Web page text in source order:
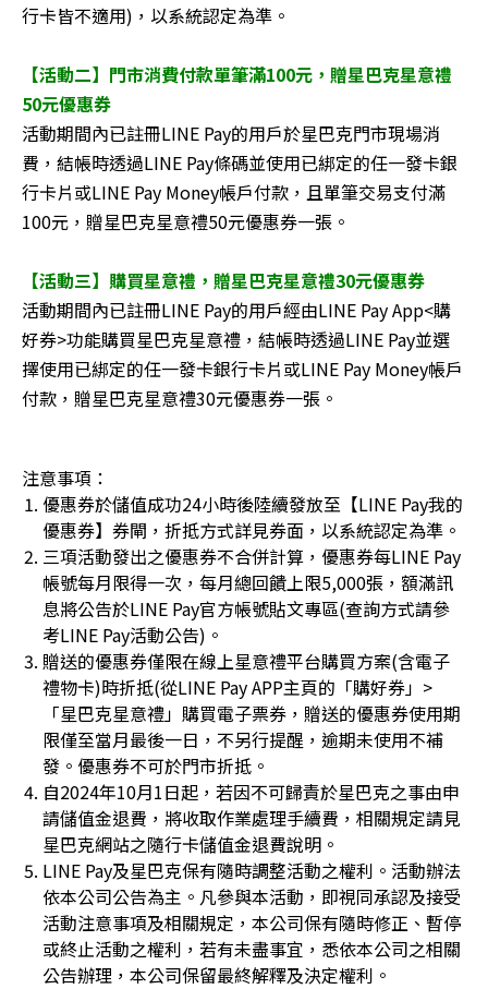
行卡皆不適用)，以系統認定為準。
【活動二】門市消費付款單筆滿100元，贈星巴克星意禮
50元優惠券
活動期間內已註冊LINE Pay的用戶於星巴克門市現場消
費，結帳時透過LINE Pay條碼並使用已綁定的任一發卡銀
行卡片或LINE Pay Money帳戶付款，且單筆交易支付滿
100元，贈星巴克星意禮50元優惠券一張。
【活動三】購買星意禮，贈星巴克星意禮30元優惠券
活動期間內已註冊LINE Pay的用戶經由LINE Pay App<購
好券>功能購買星巴克星意禮，結帳時透過LINE Pay並選
擇使用已綁定的任一發卡銀行卡片或LINE Pay Money帳戶
付款，贈星巴克星意禮30元優惠券一張。
優惠券於儲值成功24小時後陸續發放至【LINE Pay我的
優惠券】券閘，折抵方式詳見券面，以系統認定為準。
三項活動發出之優惠券不合併計算，優惠券每LINE Pay
帳號每月限得一次，每月總回饋上限5,000張，額滿訊
息將公告於LINE Pay官方帳號貼文專區(查詢方式請參
考LINE Pay活動公告)。
贈送的優惠券僅限在線上星意禮平台購買方案(含電子
禮物卡)時折抵(從LINE Pay APP主頁的「購好券」>
「星巴克星意禮」購買電子票券，贈送的優惠券使用期
限僅至當月最後一日，不另行提醒，逾期未使用不補
發。優惠券不可於門市折抵。
自2024年10月1日起，若因不可歸責於星巴克之事由申
請儲值金退費，將收取作業處理手續費，相關規定請見
星巴克網站之隨行卡儲值金退費說明。
LINE Pay及星巴克保有隨時調整活動之權利。活動辦法
依本公司公告為主。凡參與本活動，即視同承認及接受
活動注意事項及相關規定，本公司保有隨時修正、暫停
或終止活動之權利，若有未盡事宜，悉依本公司之相關
公告辦理，本公司保留最終解釋及決定權利。